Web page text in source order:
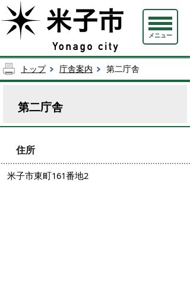
メニュー
トップ 庁舎案内 第二庁舎
第二庁舎
住所
米子市東町161番地2